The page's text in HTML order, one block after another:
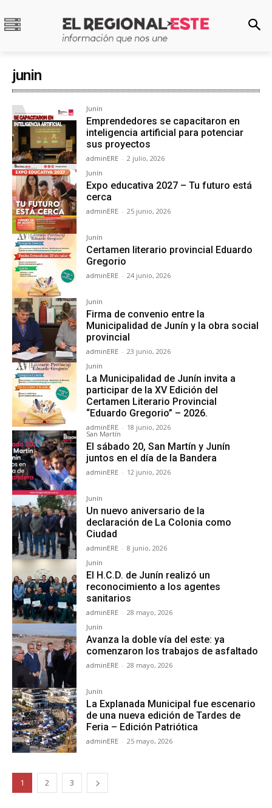
junin
Junín
Emprendedores se capacitaron en
inteligencia artificial para potenciar
sus proyectos
adminERE - 2 julio, 2026
Junín
Expo educativa 2027 – Tu futuro está
cerca
adminERE - 25 junio, 2026
Junín
Certamen literario provincial Eduardo
Gregorio
adminERE - 24 junio, 2026
Junín
Firma de convenio entre la
Municipalidad de Junín y la obra social
provincial
adminERE - 23 junio, 2026
Junín
La Municipalidad de Junín invita a
participar de la XV Edición del
Certamen Literario Provincial
“Eduardo Gregorio” – 2026.
adminERE - 18 junio, 2026
San Martín
El sábado 20, San Martín y Junín
juntos en el día de la Bandera
adminERE - 12 junio, 2026
Junín
Un nuevo aniversario de la
declaración de La Colonia como
Ciudad
adminERE - 8 junio, 2026
Junín
El H.C.D. de Junín realizó un
reconocimiento a los agentes
sanitarios
adminERE - 28 mayo, 2026
Junín
Avanza la doble vía del este: ya
comenzaron los trabajos de asfaltado
adminERE - 28 mayo, 2026
Junín
La Explanada Municipal fue escenario
de una nueva edición de Tardes de
Feria – Edición Patriótica
adminERE - 25 mayo, 2026
1 2 3